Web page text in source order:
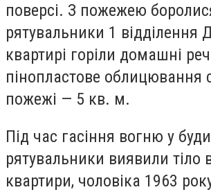
поверсі. З пожежею
рятувальники 1
квартирі горіли домашні
пінопластове облицювання
пожежі — 5 кв. м.
Під час гасіння вогню у
рятувальники виявили тіло
квартири, чоловіка 1963